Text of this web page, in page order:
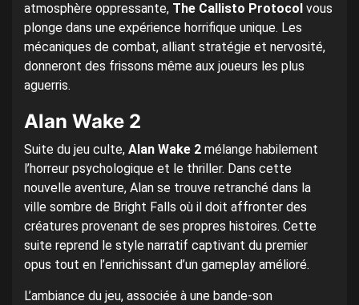
atmosphère oppressante, The Callisto Protocol vous
plonge dans une expérience horrifique unique. Les
mécaniques de combat, alliant stratégie et nervosité,
donneront des frissons même aux joueurs les plus
aguerris.
Alan Wake 2
Suite du jeu culte, Alan Wake 2 mélange habilement
l’horreur psychologique et le thriller. Dans cette
nouvelle aventure, Alan se trouve retranché dans la
ville sombre de Bright Falls où il doit affronter des
créatures provenant de ses propres histoires. Cette
suite reprend le style narratif captivant du premier
opus tout en l’enrichissant d’un gameplay amélioré.
L’ambiance du jeu, associée à une bande-son